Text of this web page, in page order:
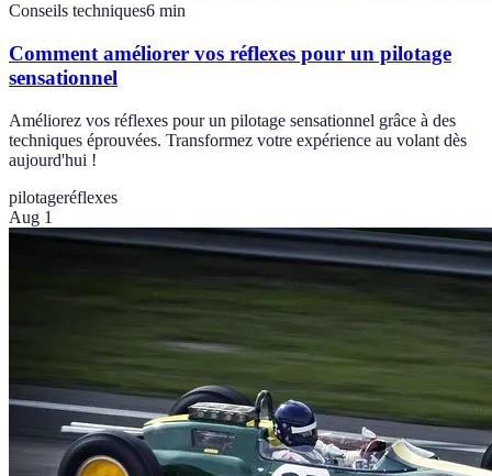
Conseils techniques6 min
Comment améliorer vos réflexes pour un pilotage
sensationnel
Améliorez vos réflexes pour un pilotage sensationnel grâce à des
techniques éprouvées. Transformez votre expérience au volant dès
aujourd'hui !
pilotageréflexes
Aug 1